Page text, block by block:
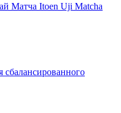
Матча Itoen Uji Matcha